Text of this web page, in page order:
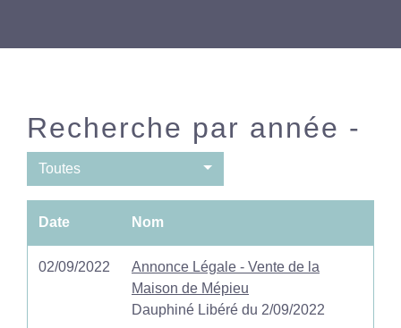
Recherche par année -
Toutes
Date Nom
02/09/2022
Annonce Légale - Vente de la
Maison de Mépieu
Dauphiné Libéré du 2/09/2022